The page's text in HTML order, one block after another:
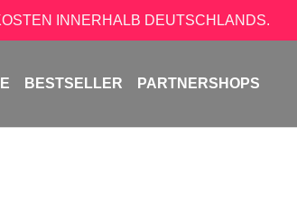
INNERHALB DEUTSCHLANDS.
BESTSELLER PARTNERSHOPS